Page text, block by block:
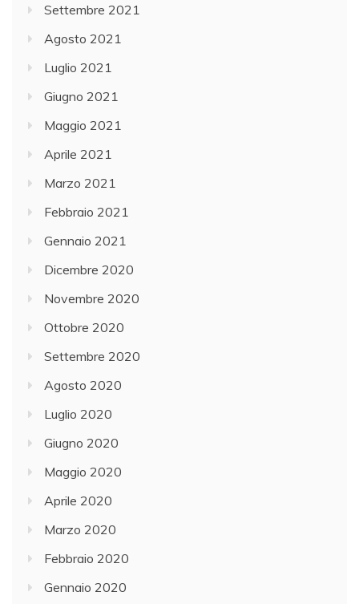
Settembre 2021
Agosto 2021
Luglio 2021
Giugno 2021
Maggio 2021
Aprile 2021
Marzo 2021
Febbraio 2021
Gennaio 2021
Dicembre 2020
Novembre 2020
Ottobre 2020
Settembre 2020
Agosto 2020
Luglio 2020
Giugno 2020
Maggio 2020
Aprile 2020
Marzo 2020
Febbraio 2020
Gennaio 2020